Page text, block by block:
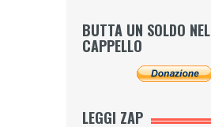
BUTTA UN SOLDO NEL
CAPPELLO
LEGGI ZAP